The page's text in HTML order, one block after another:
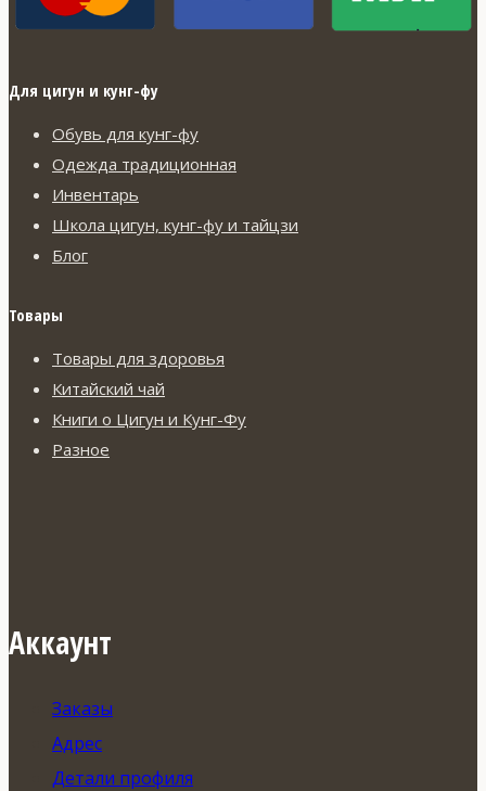
Для цигун и кунг-фу
Обувь для кунг-фу
Одежда традиционная
Инвентарь
Школа цигун, кунг-фу и тайцзи
Блог
Товары
Товары для здоровья
Китайский чай
Книги о Цигун и Кунг-Фу
Разное
Аккаунт
Заказы
Адрес
Детали профиля